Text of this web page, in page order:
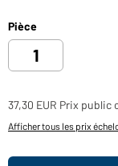
Pièce
37,30 EUR Prix public
Afficher tous les prix